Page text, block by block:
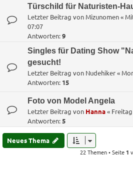
Türschild für Naturisten-
Letzter Beitrag von Mizunomen«
07:07
Antworten:9
Singles für Dating Show
gesucht!
Letzter Beitrag von Nudehiker«
Antworten: 15
Foto von Model Angela
Letzter Beitrag von Hanna«
Antworten:5
Neues Thema
22 Themen • Seite 1